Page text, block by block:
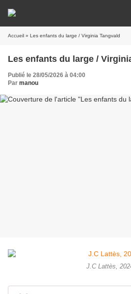
Accueil » Les enfants du large / Virginia Tangvald
Les enfants du large /
Publié le 28/05/2026 à 04:00
Par manou
J.C Lattès,